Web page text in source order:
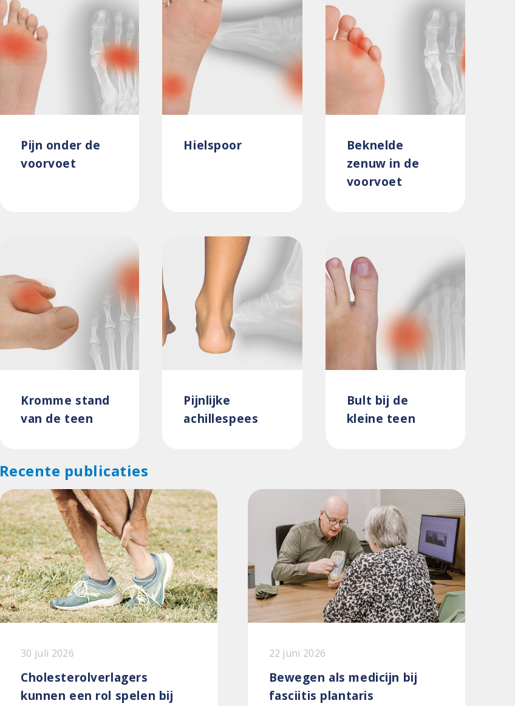
Pijn onder de
voorvoet
Hielspoor
Beknelde
zenuw in de
voorvoet
Kromme stand
van de teen
Pijnlijke
achillespees
Bult bij de
kleine teen
Recente publicaties
30 juli 2026
Cholesterolverlagers
kunnen een rol spelen bij
22 juni 2026
Bewegen als medicijn bij
fasciitis plantaris